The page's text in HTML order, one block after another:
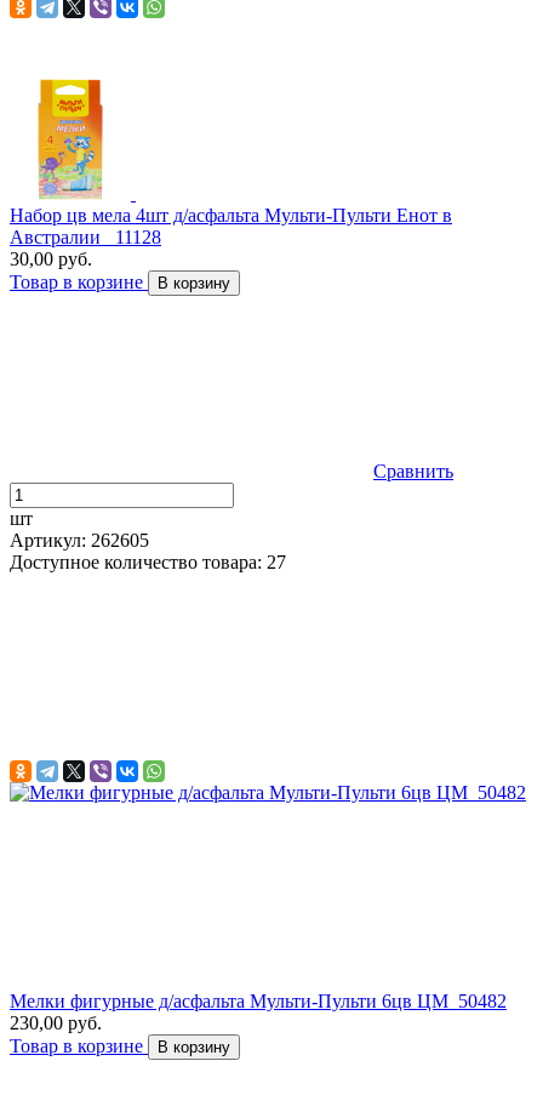
Набор цв мела 4шт д/асфальта Мульти-Пульти Енот в
Австралии _11128
30,00 руб.
Товар в корзине
В корзину
Сравнить
шт
Артикул: 262605
Доступное количество товара: 27
Мелки фигурные д/асфальта Мульти-Пульти 6цв ЦМ_50482
230,00 руб.
Товар в корзине
В корзину